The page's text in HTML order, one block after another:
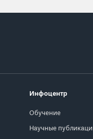
Инфоцентр
Обучение
Научные